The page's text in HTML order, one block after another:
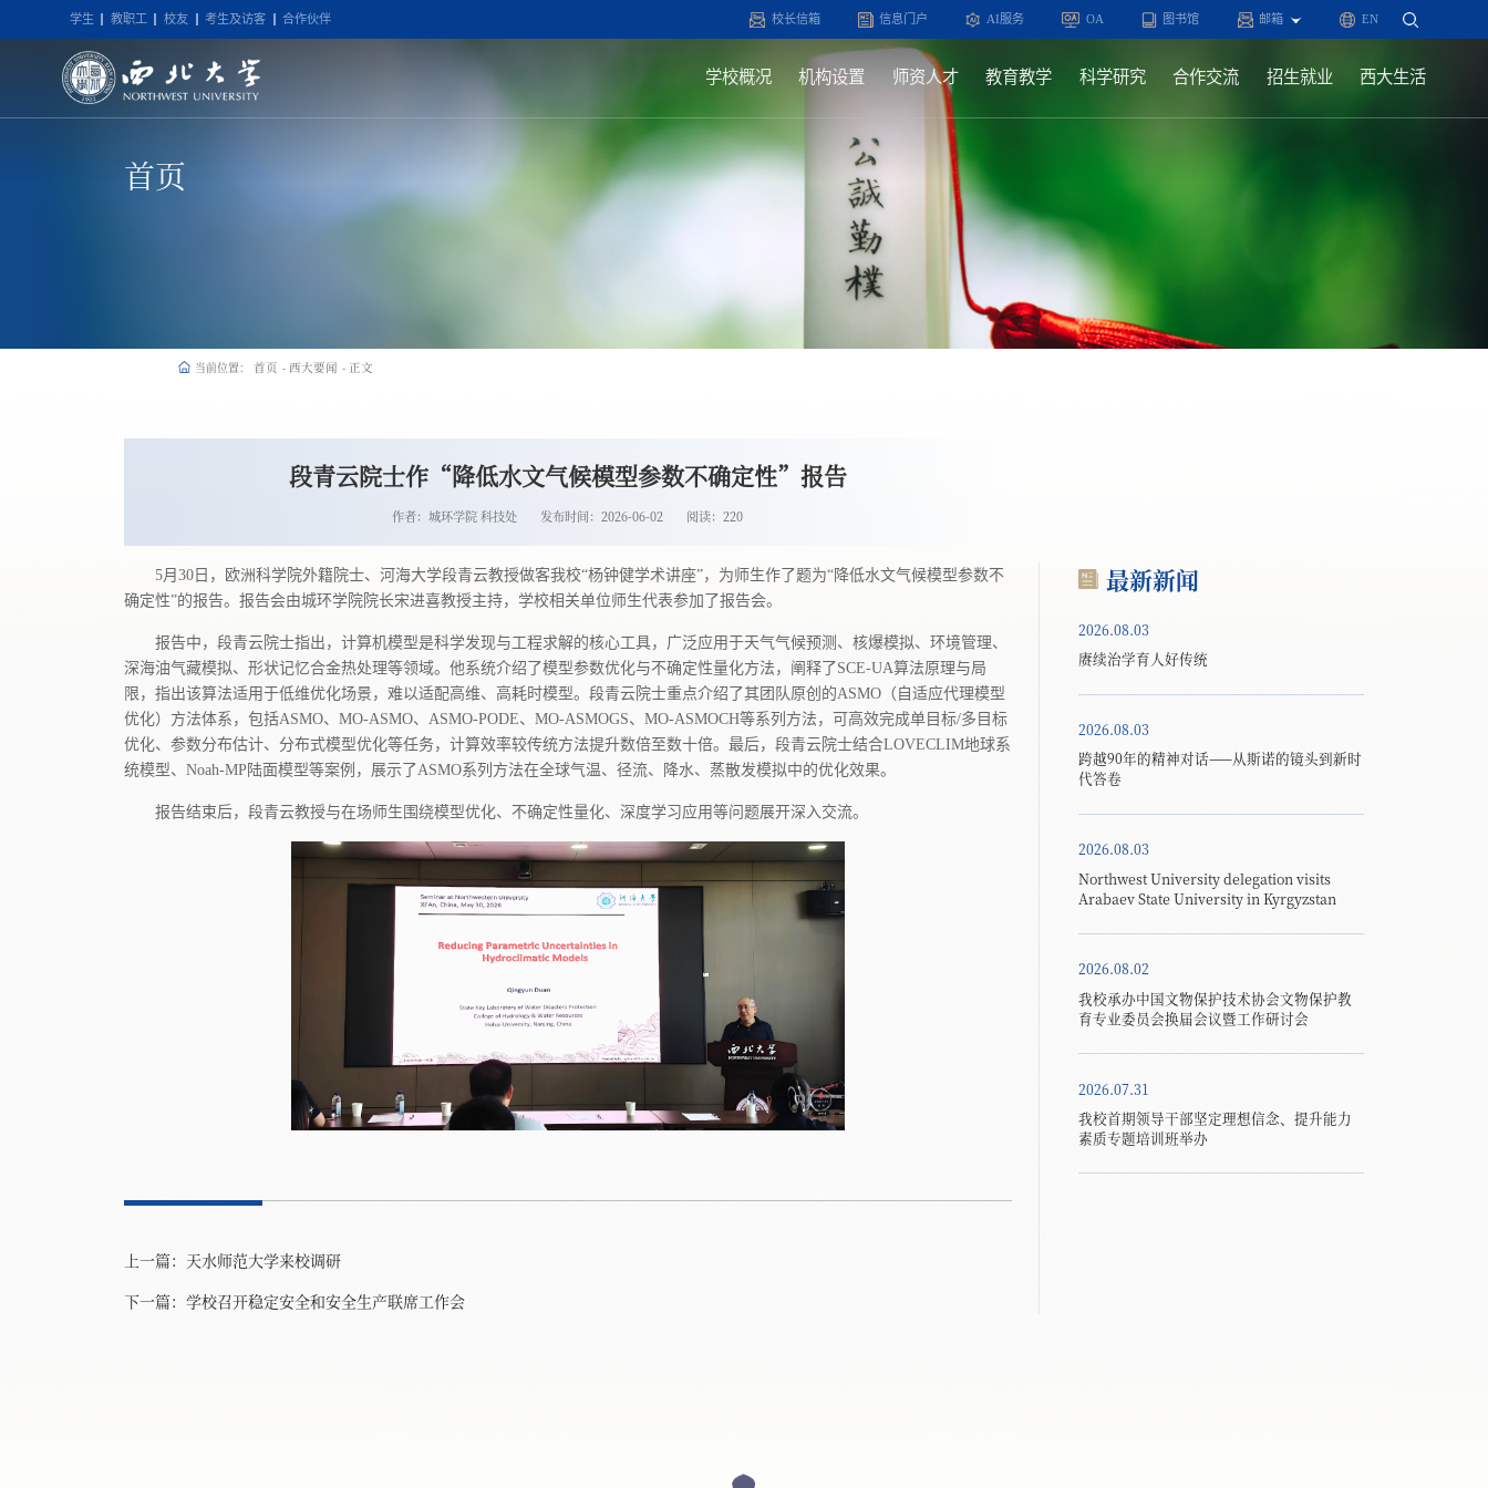
学生 教职工 校友 考生及访客 合作伙伴 校长信箱 信息门户 AI服务 OA 图书馆 邮箱 EN
学校概况 机构设置 师资人才 教育教学 科学研究 合作交流 招生就业 西大生活
首页
当前位置： 首页 - 西大要闻 - 正文
段青云院士作“降低水文气候模型参数不确定性”报告
作者：城环学院 科技处 发布时间：2026-06-02 阅读：220
5月30日，欧洲科学院外籍院士、河海大学段青云教授做客我校“杨钟健学术讲座”，为师生作了题为“降低水文气候模型参数不
确定性”的报告。报告会由城环学院院长宋进喜教授主持，学校相关单位师生代表参加了报告会。
报告中，段青云院士指出，计算机模型是科学发现与工程求解的核心工具，广泛应用于天气气候预测、核爆模拟、环境管理、
深海油气藏模拟、形状记忆合金热处理等领域。他系统介绍了模型参数优化与不确定性量化方法，阐释了SCE‑UA算法原理与局
限，指出该算法适用于低维优化场景，难以适配高维、高耗时模型。段青云院士重点介绍了其团队原创的ASMO（自适应代理模型
优化）方法体系，包括ASMO、MO‑ASMO、ASMO‑PODE、MO‑ASMOGS、MO‑ASMOCH等系列方法，可高效完成单目标/多目标
优化、参数分布估计、分布式模型优化等任务，计算效率较传统方法提升数倍至数十倍。最后，段青云院士结合LOVECLIM地球系
统模型、Noah‑MP陆面模型等案例，展示了ASMO系列方法在全球气温、径流、降水、蒸散发模拟中的优化效果。
报告结束后，段青云教授与在场师生围绕模型优化、不确定性量化、深度学习应用等问题展开深入交流。
上一篇： 天水师范大学来校调研
下一篇： 学校召开稳定安全和安全生产联席工作会
最新新闻
2026.08.03
赓续治学育人好传统
2026.08.03
跨越90年的精神对话——从斯诺的镜头到新时
代答卷
2026.08.03
Northwest University delegation visits
Arabaev State University in Kyrgyzstan
2026.08.02
我校承办中国文物保护技术协会文物保护教
育专业委员会换届会议暨工作研讨会
2026.07.31
我校首期领导干部坚定理想信念、提升能力
素质专题培训班举办